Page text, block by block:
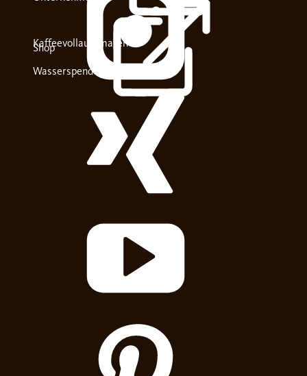
Kaffeevollautomaten
Wasserspender
Shop